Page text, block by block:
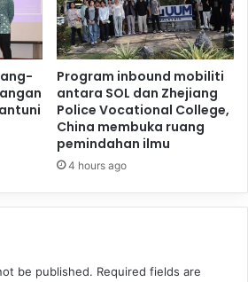
Program inbound mobiliti
antara SOL dan Zhejiang
Police Vocational College,
China membuka ruang
pemindahan ilmu
4 hours ago
be published. Required fields are